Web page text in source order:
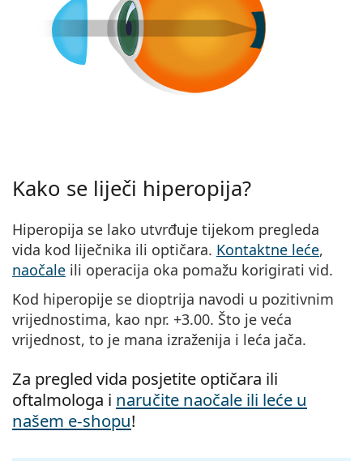
Kako se liječi hiperopija?
Hiperopija se lako utvrđuje tijekom pregleda
vida kod liječnika ili optičara. Kontaktne leće,
naočale ili operacija oka pomažu korigirati vid.
Kod hiperopije se dioptrija navodi u pozitivnim
vrijednostima, kao npr. +3.00. Što je veća
vrijednost, to je mana izraženija i leća jača.
Za pregled vida posjetite optičara ili
oftalmologa i naručite naočale ili leće u
našem e-shopu!